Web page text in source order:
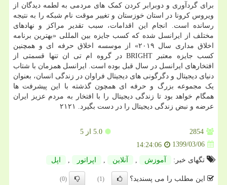
برای گردآوری و دوبرابر کردن کمک های مردمی به لطمه دیدگان از
ویروس کرونا در استان خوزستان و تغییر موقت نام شبکه را به نتیجه
رسانده است. انجام این اقدامات، سبب تقدیر مراکز و نهادهای
مختلف از ایرانسل شده که کسب جایزه بین المللی «بهترین برنامه
اخلاق مداری سال ۲۰۱۹» از موسسه اخلاق حرفه ای و همچنین
کسب جایزه معتبر BRIGHT در گروه ام تی ان تنها قسمتی از
افتخارهای ایرانسل در سال قبل بوده است. ایرانسل همزمان با شتاب
دنیای دیجیتال و دگرگونی های دیجیتال فراوان در زندگی انسان، بعنوان
یک مجموعه بزرگ و حرفه ای همچون گذشته با این پیشرفت ها
همگام خواهد بود تا زندگی دیجیتال را با افتخار به مردم عزیز ایران
عرضه و نبض زندگی دیجیتال را در دست بگیرد. ۲۱۲۱
2854
5.0 از 5
1399/03/06
14:24:06
تگهای خبر:
آموزش , آنلاین , اپراتور , اپل
این مطلب را می پسندید؟ (1)
(0)